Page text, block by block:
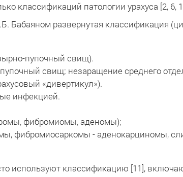
классификаций патологии урахуса [2, 6,
Бабаяном развернутая классификация
пупочный свищ).
свищ; незаращение среднего
«дивертикул»).
инфекцией.
фибромиомы, аденомы);
фибромиосаркомы - аденокарциномы,
используют классификацию [11],